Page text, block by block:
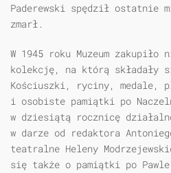
Paderewski spędził ostatnie
zmarł.
W 1945 roku Muzeum zakupiło
kolekcję, na którą składały
Kościuszki, ryciny, medale,
i osobiste pamiątki po
w dziesiątą rocznicę
w darze od redaktora
teatralne Heleny
się także o pamiątki po Pawle